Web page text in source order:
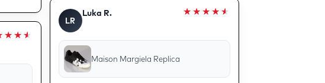
LR
Luka R.
Maison Margiela Replica